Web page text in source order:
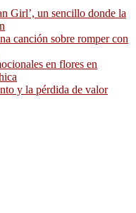
Girl’, un sencillo donde la
canción sobre romper con
en flores en
y la pérdida de valor